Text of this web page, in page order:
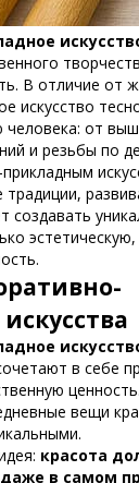
В отличие от
искусство
от
и резьбы по
традиции,
создавать
в себе
вещи
красота
в самом